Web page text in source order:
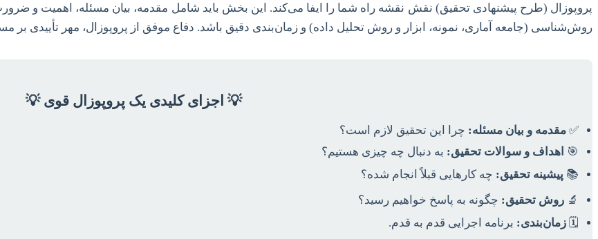
پروپوزال (طرح پیشنهادی تحقیق) نقش نقشه راه شما را ایفا می‌کند. این بخش باید شامل مقدمه، بیان مسئله، اهمیت و
روش‌شناسی (جامعه آماری، نمونه، ابزار و روش تحلیل داده) و زمان‌بندی دقیق باشد. دفاع موفق از پروپوزال، مهر تأییدی
💡 اجزای کلیدی یک پروپوزال قوی 💡
✅ مقدمه و بیان مسئله: چرا این تحقیق لازم است؟
🎯 اهداف و سوالات تحقیق: به دنبال چه چیزی هستیم؟
📚 پیشینه تحقیق: چه کارهایی قبلاً انجام شده؟
🔬 روش تحقیق: چگونه به پاسخ خواهیم رسید؟
🗓️ زمان‌بندی: برنامه اجرایی قدم به قدم.